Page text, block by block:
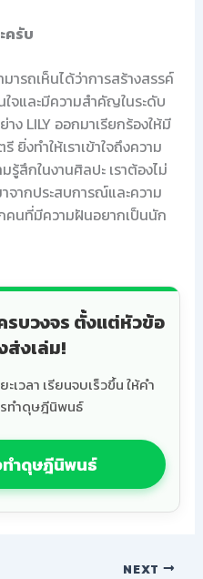
ครับ
มารถเห็นได้ว่าการสร้างสรรค์
จและมีความสำคัญในระดับ
ง LILY ออกมาเรียกร้องให้มี
งทำให้เราเข้าใจถึงความ
สึกในงานศิลปะ เราต้องไม่
จากประสบการณ์และความ
นที่มีความฝันอยากเป็นนัก
บวงจร ตั้งแต่หัวข้อ
ส่งเล่ม!
วลา เรียนจบเร็วขึ้น ให้คำ
ทำดุษฎีนิพนธ์
ำดุษฎีนิพนธ์
NEXT